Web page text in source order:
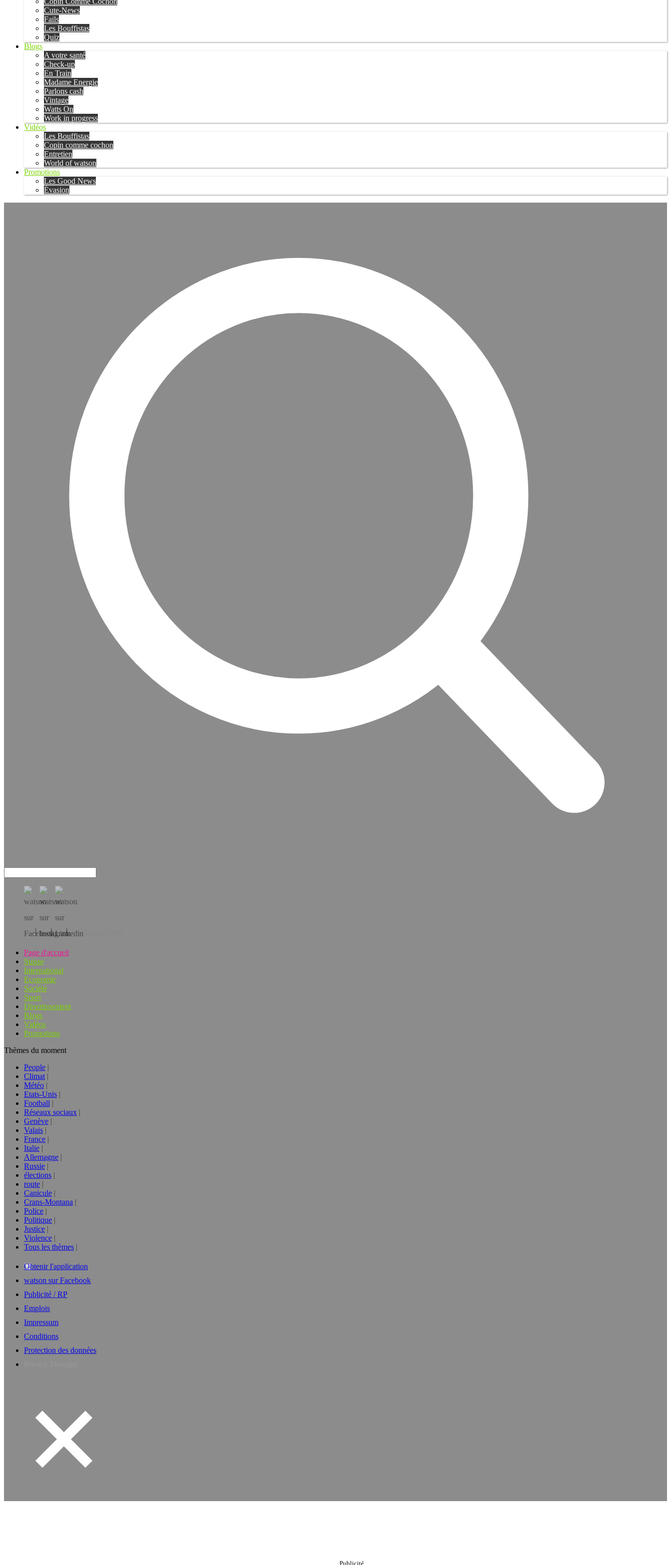
Cute-News
Fails
Les Bouffistas
Quiz
Blogs
A votre santé
Check-up
En Train
Madame Energie
Parlons cash
Vintage
Watts On
Work in progress
Vidéos
Les Bouffistas
Copin comme cochon
Entretien
World of watson
Promotions
Les Good News
Évasion
Téléchargez l’app!
Page d'accueil
Suisse
International
Economie
Société
Sport
Divertissement
Blogs
Vidéos
Promotions
Thèmes du moment
People
Climat
Météo
Etats-Unis
Football
Réseaux sociaux
Genève
Valais
France
Italie
Allemagne
Russie
élections
route
Canicule
Crans-Montana
Police
Politique
Justice
Violence
Tous les thèmes
Obtenir l'application
watson sur Facebook
Publicité / RP
Emplois
Impressum
Conditions
Protection des données